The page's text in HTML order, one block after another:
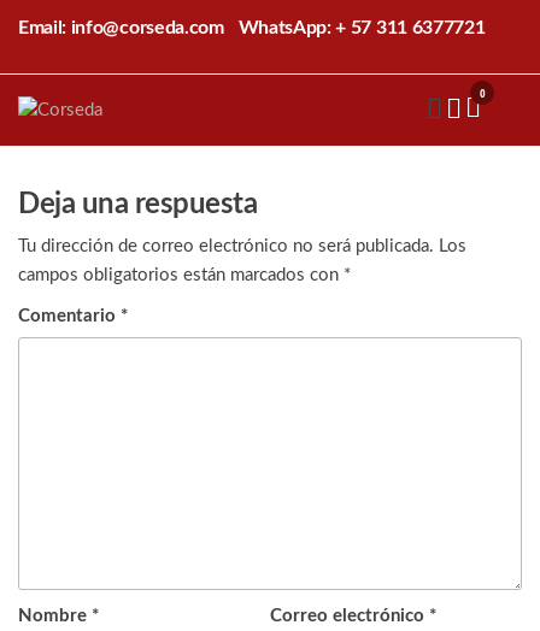
contenido
Email: info@corseda.com WhatsApp: + 57 311 6377721
sericultura
0
Deja una respuesta
Tu dirección de correo electrónico no será publicada. Los
campos obligatorios están marcados con *
Comentario *
Nombre * Correo electrónico *